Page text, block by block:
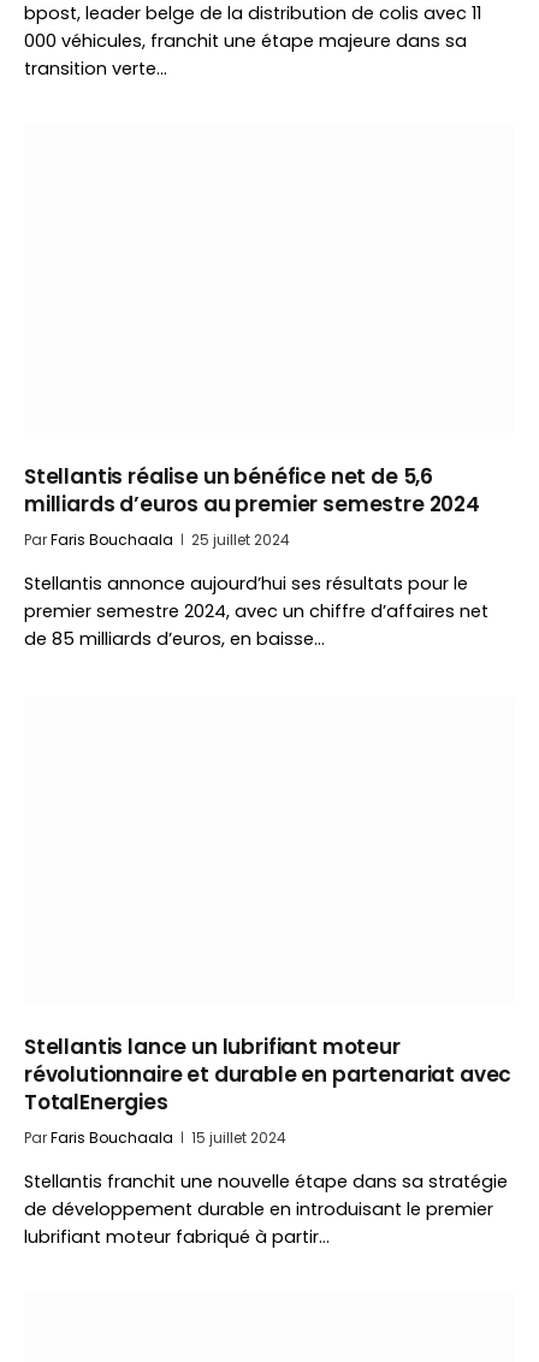
bpost, leader belge de la distribution de colis avec 11
000 véhicules, franchit une étape majeure dans sa
transition verte…
Stellantis réalise un bénéfice net de 5,6
milliards d’euros au premier semestre 2024
ParFaris Bouchaala 25 juillet 2024
Stellantis annonce aujourd’hui ses résultats pour le
premier semestre 2024, avec un chiffre d’affaires net
de 85 milliards d’euros, en baisse…
Stellantis lance un lubrifiant moteur
révolutionnaire et durable en partenariat avec
TotalEnergies
ParFaris Bouchaala 15 juillet 2024
Stellantis franchit une nouvelle étape dans sa stratégie
de développement durable en introduisant le premier
lubrifiant moteur fabriqué à partir…